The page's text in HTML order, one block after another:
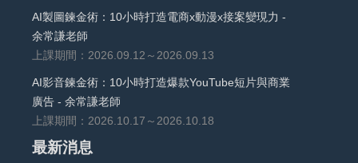
AI製圖鍊金術：10小時打造電商x動漫x接案變現力 -
余常謙老師
上課期間：2026.09.12～2026.09.13
AI影音鍊金術：10小時打造爆款YouTube短片與商業
廣告 - 余常謙老師
上課期間：2026.10.17～2026.10.18
最新消息